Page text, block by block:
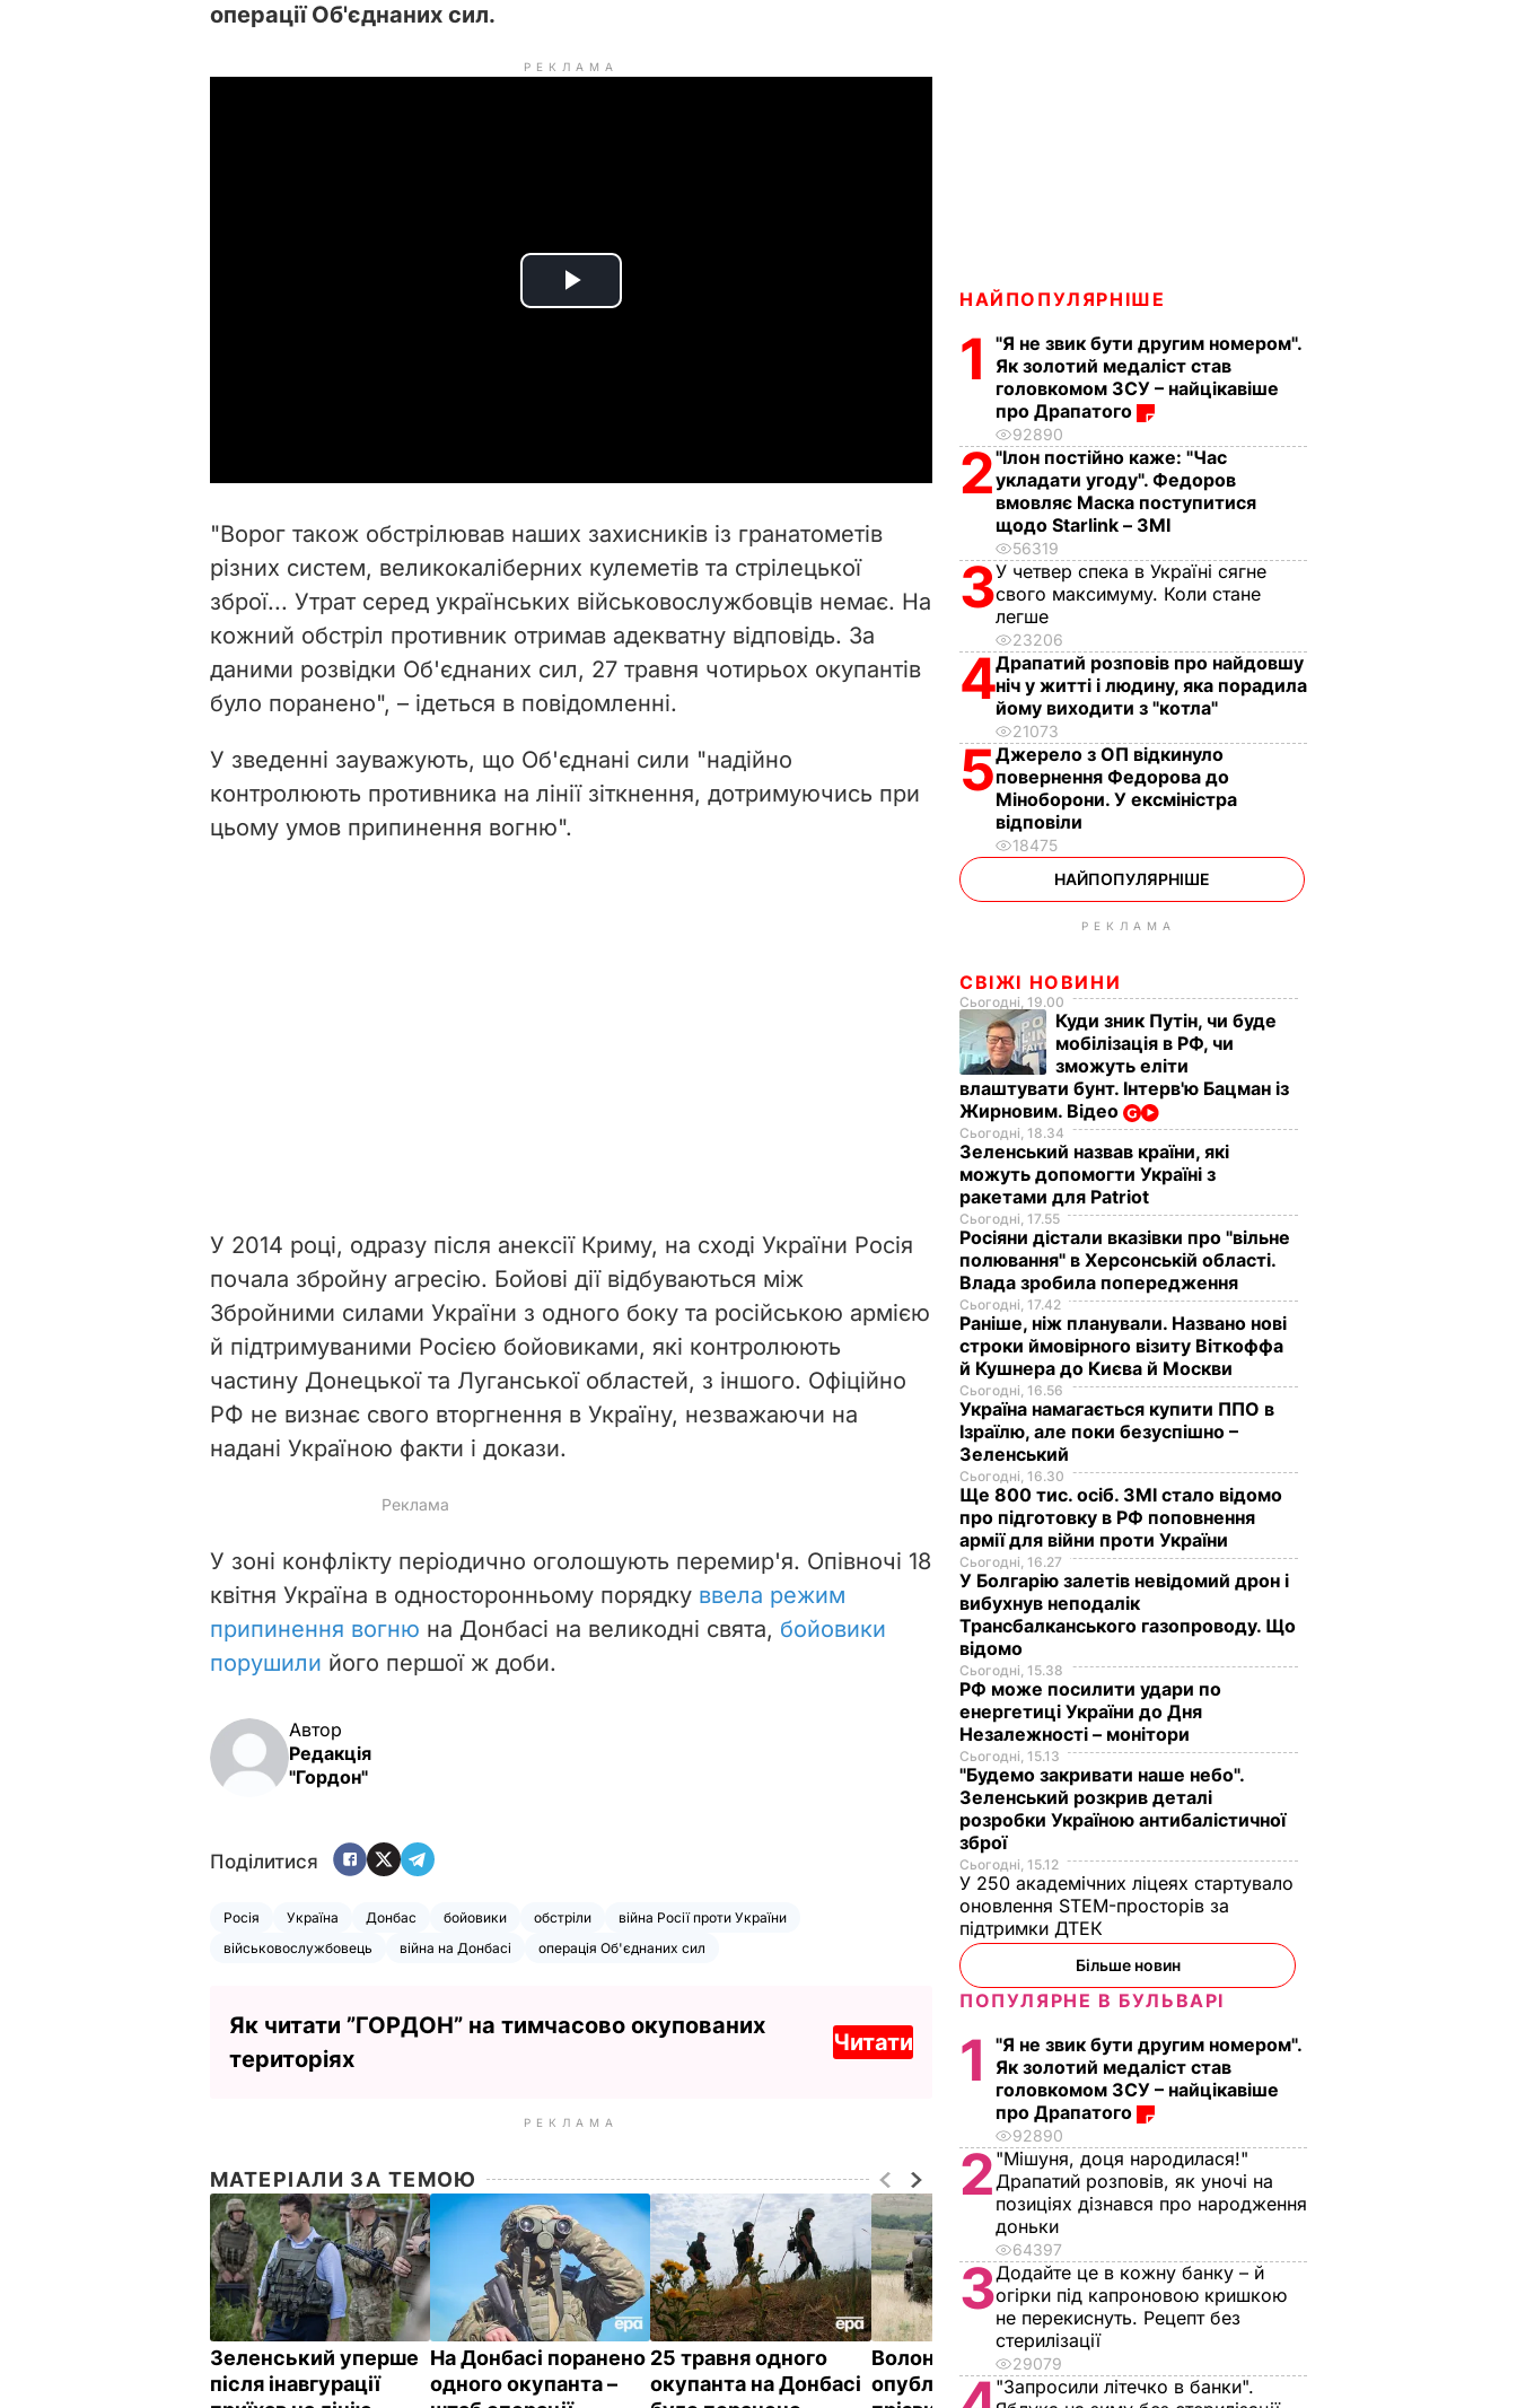
операції Об'єднаних сил.
РЕКЛАМА
P
i
d
e
o
"Ворог також обстрілював наших захисників із гранатометів
різних систем, великокаліберних кулеметів та стрілецької
зброї... Утрат серед українських військовослужбовців немає. На
кожний обстріл противник отримав адекватну відповідь. За
даними розвідки Об'єднаних сил, 27 травня чотирьох окупантів
було поранено", – ідеться в повідомленні.
У зведенні зауважують, що Об'єднані сили "надійно
контролюють противника на лінії зіткнення, дотримуючись при
цьому умов припинення вогню".
У 2014 році, одразу після анексії Криму, на сході України Росія
почала збройну агресію. Бойові дії відбуваються між
Збройними силами України з одного боку та російською армією
й підтримуваними Росією бойовиками, які контролюють
частину Донецької та Луганської областей, з іншого. Офіційно
РФ не визнає свого вторгнення в Україну, незважаючи на
надані Україною факти і докази.
У зоні конфлікту періодично оголошують перемир'я. Опівночі 18
квітня Україна в односторонньому порядку ввела режим
припинення вогню на Донбасі на великодні свята, бойовики
порушили його першої ж доби.
Автор
Редакція
"Гордон"
Поділитися
Росія Україна Донбас бойовики обстріли
війна Росії проти України
військовослужбовець
війна на Донбасі операція Об'єднаних сил
Як читати ”ГОРДОН” на тимчасово окупованих
територіях
Читати
РЕКЛАМА
МАТЕРІАЛИ ЗА ТЕМОЮ
Зеленський уперше
після інавгурації
На Донбасі поранено
одного окупанта –
25 травня одного
окупанта на Донбасі
Волонтер
опублікувала
Один український
НАЙПОПУЛЯРНІШЕ
1
"Я не звик бути другим номером".
Як золотий медаліст став
головкомом ЗСУ – найцікавіше
про Драпатого
92890
2"Ілон постійно каже: "Час
укладати угоду". Федоров
вмовляє Маска поступитися
щодо Starlink – ЗМІ
56319
3У четвер спека в Україні сягне
свого максимуму. Коли стане
легше
23206
4Драпатий розповів про найдовшу
ніч у житті і людину, яка порадила
йому виходити з "котла"
21073
5Джерело з ОП відкинуло
повернення Федорова до
Міноборони. У ексміністра
відповіли
18475
НАЙПОПУЛЯРНІШЕ
РЕКЛАМА
СВІЖІ НОВИНИ
Сьогодні, 19.00
Куди зник Путін, чи буде
мобілізація в РФ, чи
зможуть еліти
влаштувати бунт. Інтерв'ю Бацман із
Жирновим. Відео
Сьогодні, 18.34
Зеленський назвав країни, які
можуть допомогти Україні з
ракетами для Patriot
Сьогодні, 17.55
Росіяни дістали вказівки про "вільне
полювання" в Херсонській області.
Влада зробила попередження
Сьогодні, 17.42
Раніше, ніж планували. Названо нові
строки ймовірного візиту Віткоффа
й Кушнера до Києва й Москви
Сьогодні, 16.56
Україна намагається купити ППО в
Ізраїлю, але поки безуспішно –
Зеленський
Сьогодні, 16.30
Ще 800 тис. осіб. ЗМІ стало відомо
про підготовку в РФ поповнення
армії для війни проти України
Сьогодні, 16.27
У Болгарію залетів невідомий дрон і
вибухнув неподалік
Трансбалканського газопроводу. Що
відомо
Сьогодні, 15.38
РФ може посилити удари по
енергетиці України до Дня
Незалежності – монітори
Сьогодні, 15.13
"Будемо закривати наше небо".
Зеленський розкрив деталі
розробки Україною антибалістичної
зброї
Сьогодні, 15.12
У 250 академічних ліцеях стартувало
оновлення STEM-просторів за
підтримки ДТЕК​
Більше новин
ПОПУЛЯРНЕ В БУЛЬВАРІ
1
"Я не звик бути другим номером".
Як золотий медаліст став
головкомом ЗСУ – найцікавіше
про Драпатого
92890
2 "Мішуня, доця народилася!"
Драпатий розповів, як уночі на
позиціях дізнався про народження
доньки
64397
3Додайте це в кожну банку – й
огірки під капроновою кришкою
не перекиснуть. Рецепт без
стерилізації
29079
"Запросили літечко в банки".